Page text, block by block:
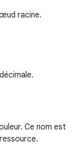
racine.
Ce nom est